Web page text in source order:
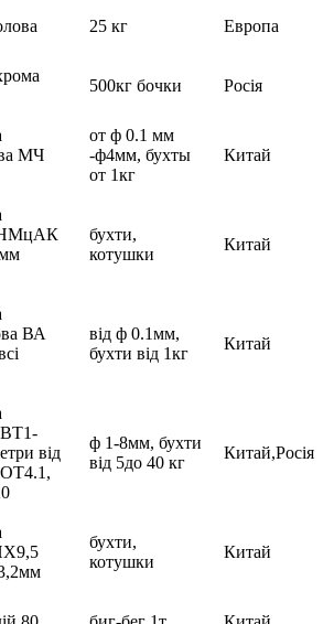
25 кг Европа
500кг бочки Росія
МЧ
от ф 0.1 мм
-ф4мм, бухты
от 1кг
Китай
бухти,
котушки
Китай
ВА
від ф 0.1мм,
бухти від 1кг
Китай
ВТ1-
від
ф 1-8мм, бухти
від 5до 40 кг
Китай,Росія
бухти,
котушки
Китай